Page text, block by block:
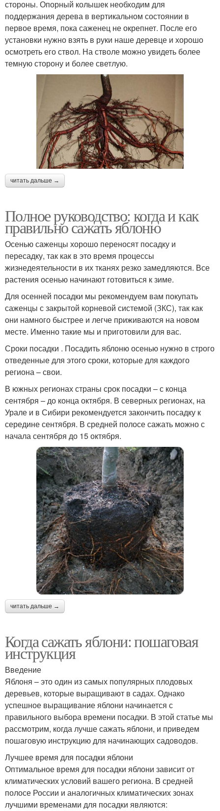
стороны. Опорный колышек необходим для
поддержания дерева в вертикальном состоянии в
первое время, пока саженец не окрепнет. После его
установки нужно взять в руки наше деревце и хорошо
осмотреть его ствол. На стволе можно увидеть более
темную сторону и более светлую.
читать дальше →
Полное руководство: когда и как
правильно сажать яблоню
Осенью саженцы хорошо переносят посадку и
пересадку, так как в это время процессы
жизнедеятельности в их тканях резко замедляются. Все
растения осенью начинают готовиться к зиме.
Для осенней посадки мы рекомендуем вам покупать
саженцы с закрытой корневой системой (ЗКС), так как
они намного быстрее и легче приживаются на новом
месте. Именно такие мы и приготовили для вас.
Сроки посадки . Посадить яблоню осенью нужно в строго
отведенные для этого сроки, которые для каждого
региона – свои.
В южных регионах страны срок посадки – с конца
сентября – до конца октября. В северных регионах, на
Урале и в Сибири рекомендуется закончить посадку к
середине сентября. В средней полосе сажать можно с
начала сентября до 15 октября.
читать дальше →
Когда сажать яблони: пошаговая
инструкция
Введение
Яблоня – это один из самых популярных плодовых
деревьев, которые выращивают в садах. Однако
успешное выращивание яблони начинается с
правильного выбора времени посадки. В этой статье мы
рассмотрим, когда лучше сажать яблони, и приведем
пошаговую инструкцию для начинающих садоводов.
Лучшее время для посадки яблони
Оптимальное время для посадки яблони зависит от
климатических условий вашего региона. В средней
полосе России и аналогичных климатических зонах
лучшими временами для посадки являются: